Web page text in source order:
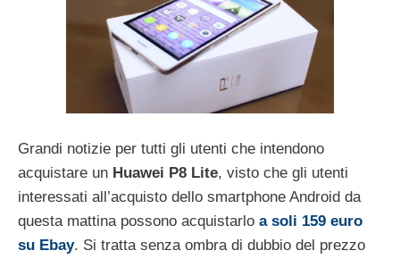
Grandi notizie per tutti gli utenti che intendono
acquistare un Huawei P8 Lite, visto che gli utenti
interessati all’acquisto dello smartphone Android da
questa mattina possono acquistarlo a soli 159 euro
su Ebay. Si tratta senza ombra di dubbio del prezzo